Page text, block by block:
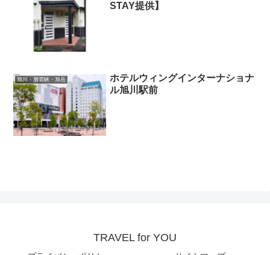
STAY提供】
旭川・層雲峡・旭岳
ホテルウィングインターナショナ
ル旭川駅前
TRAVEL for YOU